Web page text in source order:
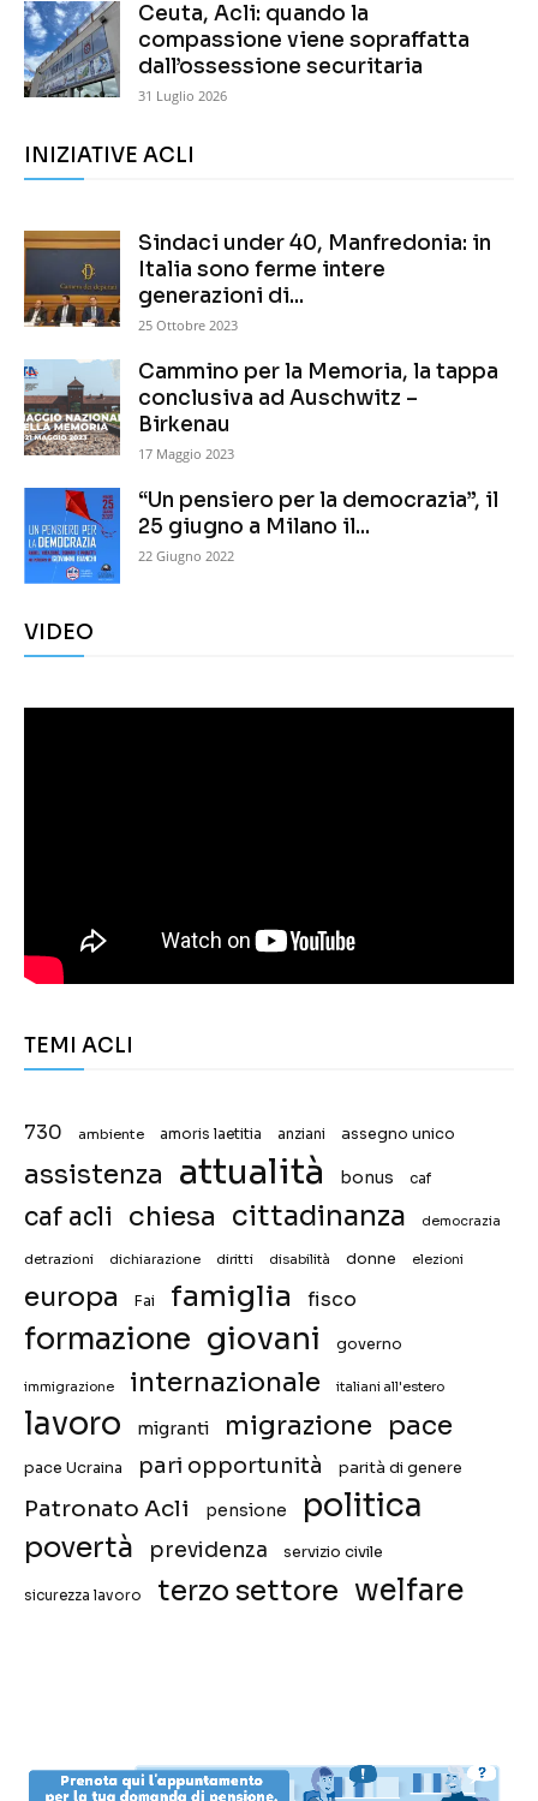
Ceuta, Acli: quando la
compassione viene sopraffatta
dall’ossessione securitaria
31 Luglio 2026
INIZIATIVE ACLI
Sindaci under 40, Manfredonia: in
Italia sono ferme intere
generazioni di...
25 Ottobre 2023
Cammino per la Memoria, la tappa
conclusiva ad Auschwitz –
Birkenau
17 Maggio 2023
“Un pensiero per la democrazia”, il
25 giugno a Milano il...
22 Giugno 2022
VIDEO
TEMI ACLI
730 ambiente amoris laetitia anziani assegno unico
assistenza attualità bonus caf
caf acli chiesa cittadinanza democrazia
detrazioni dichiarazione diritti disabilità donne elezioni
europa Fai famiglia fisco
formazione giovani governo
immigrazione internazionale italiani all'estero
lavoro migranti migrazione pace
pace Ucraina pari opportunità parità di genere
Patronato Acli pensione politica
povertà previdenza servizio civile
sicurezza lavoro terzo settore welfare